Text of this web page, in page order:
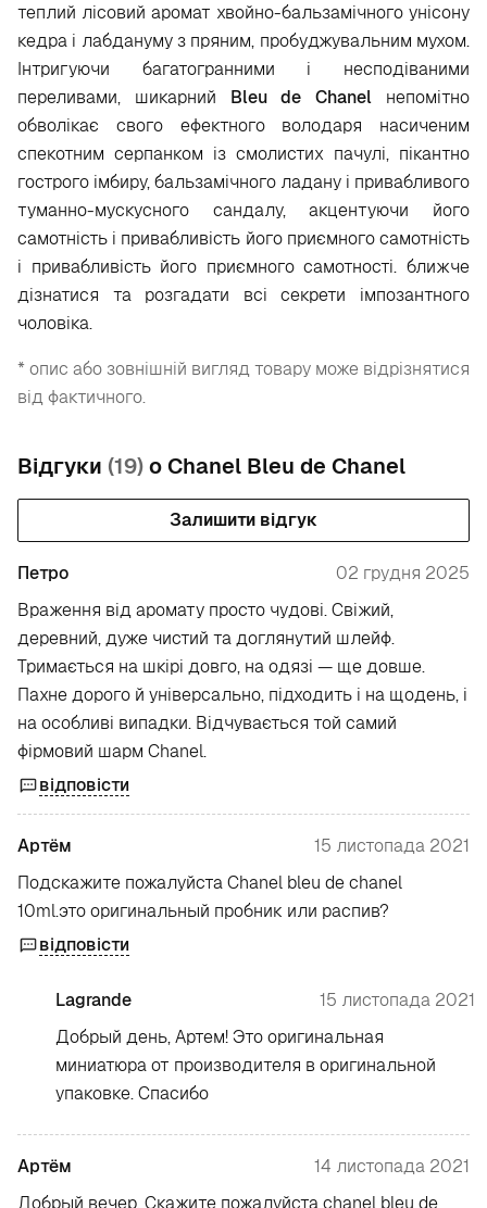
теплий лісовий аромат хвойно-бальзамічного унісону
кедра і лабдануму з пряним, пробуджувальним мухом.
Інтригуючи багатогранними і несподіваними
переливами, шикарний Bleu de Chanel непомітно
обволікає свого ефектного володаря насиченим
спекотним серпанком із смолистих пачулі, пікантно
гострого імбиру, бальзамічного ладану і привабливого
туманно-мускусного сандалу, акцентуючи його
самотність і привабливість його приємного самотність
і привабливість його приємного самотності. ближче
дізнатися та розгадати всі секрети імпозантного
чоловіка.
* опис або зовнішній вигляд товару може відрізнятися
від фактичного.
Відгуки (19)о Chanel Bleu de Chanel
Залишити відгук
Петро
02 грудня 2025
Враження від аромату просто чудові. Свіжий,
деревний, дуже чистий та доглянутий шлейф.
Тримається на шкірі довго, на одязі — ще довше.
Пахне дорого й універсально, підходить і на щодень, і
на особливі випадки. Відчувається той самий
фірмовий шарм Chanel.
відповісти
Артём
15 листопада 2021
Подскажите пожалуйста Chanel bleu de chanel
10ml.это оригинальный пробник или распив?
відповісти
Lagrande
15 листопада 2021
Добрый день, Артем! Это оригинальная
миниатюра от производителя в оригинальной
упаковке. Спасибо
Артём
14 листопада 2021
Добрый вечер. Скажите пожалуйста chanel bleu de